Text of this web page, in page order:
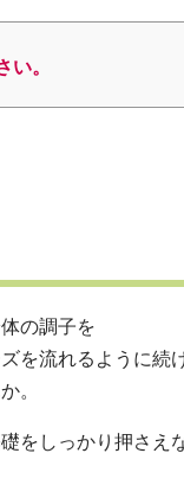
。
の調子を
を流れるように続
。
をしっかり押さえ